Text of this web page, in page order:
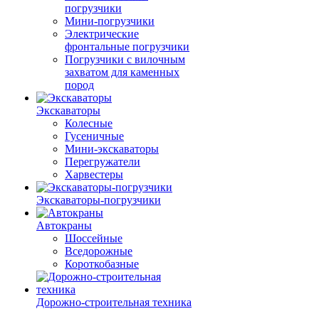
погрузчики
Мини-погрузчики
Электрические
фронтальные погрузчики
Погрузчики с вилочным
захватом для каменных
пород
Экскаваторы
Колесные
Гусеничные
Мини-экскаваторы
Перегружатели
Харвестеры
Экскаваторы-погрузчики
Автокраны
Шоссейные
Вседорожные
Короткобазные
Дорожно-строительная техника